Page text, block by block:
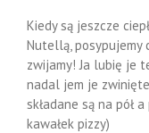
Kiedy są jeszcze
Nutellą, posypujemy
zwijamy! Ja lubię je
nadal jem je
składane są na pół
kawałek pizzy)